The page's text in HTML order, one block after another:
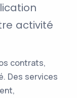
activité
contrats,
Des services